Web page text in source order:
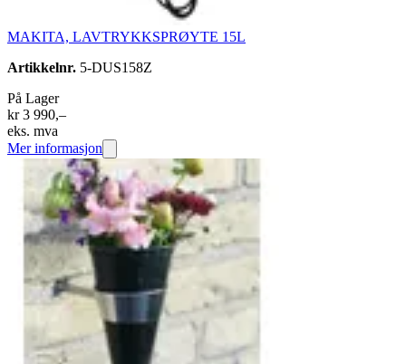
MAKITA, LAVTRYKKSPRØYTE 15L
Artikkelnr. 5-DUS158Z
På Lager
kr 3 990,–
eks. mva
Mer informasjon